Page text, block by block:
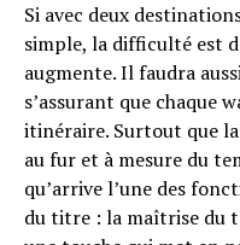
Si avec deux
simple, la difficulté est
augmente. Il faudra
s’assurant que chaque
itinéraire. Surtout que
au fur et à mesure du
qu’arrive l’une des
du titre : la maîtrise du